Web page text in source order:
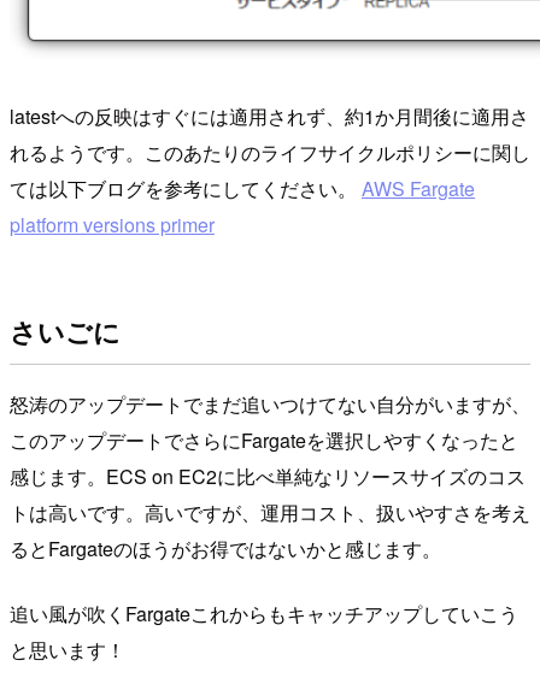
latestへの反映はすぐには適用されず、約1か月間後に適用さ
れるようです。このあたりのライフサイクルポリシーに関し
ては以下ブログを参考にしてください。 AWS Fargate
platform versions primer
さいごに
怒涛のアップデートでまだ追いつけてない自分がいますが、
このアップデートでさらにFargateを選択しやすくなったと
感じます。ECS on EC2に比べ単純なリソースサイズのコス
トは高いです。高いですが、運用コスト、扱いやすさを考え
るとFargateのほうがお得ではないかと感じます。
追い風が吹くFargateこれからもキャッチアップしていこう
と思います！